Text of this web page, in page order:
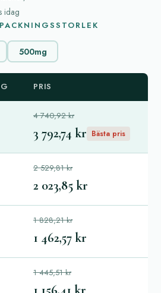
idag
500mg
PRIS
4 740,92 kr
3 792,74 kr Bästa pris
2 529,81 kr
2 023,85 kr
1 828,21 kr
1 462,57 kr
1 445,51 kr